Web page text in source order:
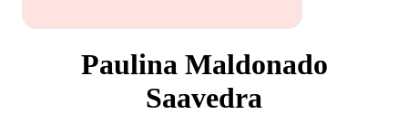
Paulina Maldonado
Saavedra